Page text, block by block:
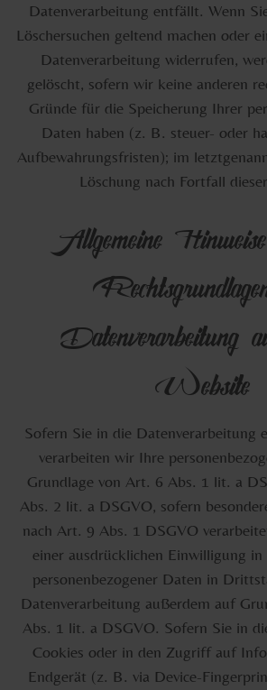
Datenverarbeitung entfällt. Wenn
Löschersuchen geltend machen oder
Datenverarbeitung widerrufen,
gelöscht, sofern wir keine anderen
Gründe für die Speicherung Ihrer
Daten haben (z. B. steuer- oder
Aufbewahrungsfristen); im
Löschung nach Fortfall
Allgemeine
Datenverarbeitung
Website
Sofern Sie in die Datenverarbeitung
verarbeiten wir Ihre
Grundlage von Art. 6 Abs. 1 lit. a
Abs. 2 lit. a DSGVO, sofern
nach Art. 9 Abs. 1 DSGVO
einer ausdrücklichen Einwilligung
personenbezogener Daten in
Datenverarbeitung außerdem auf
Abs. 1 lit. a DSGVO. Sofern Sie in
Cookies oder in den Zugriff auf
Endgerät (z. B. via Device-